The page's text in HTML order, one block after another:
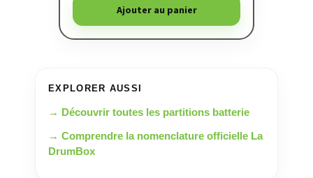
Ajouter au panier
EXPLORER AUSSI
→ Découvrir toutes les partitions batterie
→ Comprendre la nomenclature officielle La
DrumBox